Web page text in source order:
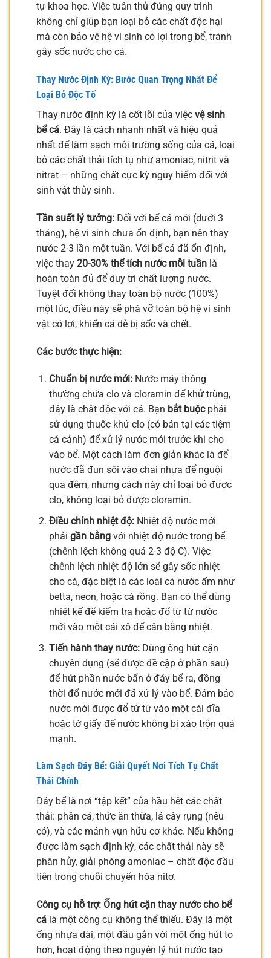
tự khoa học. Việc tuân thủ đúng quy trình
không chỉ giúp bạn loại bỏ các chất độc hại
mà còn bảo vệ hệ vi sinh có lợi trong bể, tránh
gây sốc nước cho cá.
Thay Nước Định Kỳ: Bước Quan Trọng Nhất Để
Loại Bỏ Độc Tố
Thay nước định kỳ là cốt lõi của việc vệ sinh
bể cá. Đây là cách nhanh nhất và hiệu quả
nhất để làm sạch môi trường sống của cá, loại
bỏ các chất thải tích tụ như amoniac, nitrit và
nitrat – những chất cực kỳ nguy hiểm đối với
sinh vật thủy sinh.
Tần suất lý tưởng: Đối với bể cá mới (dưới 3
tháng), hệ vi sinh chưa ổn định, bạn nên thay
nước 2-3 lần một tuần. Với bể cá đã ổn định,
việc thay 20-30% thể tích nước mỗi tuần là
hoàn toàn đủ để duy trì chất lượng nước.
Tuyệt đối không thay toàn bộ nước (100%)
một lúc, điều này sẽ phá vỡ toàn bộ hệ vi sinh
vật có lợi, khiến cá dễ bị sốc và chết.
Các bước thực hiện:
Chuẩn bị nước mới:Nước máy thông
thường chứa clo và cloramin để khử trùng,
đây là chất độc với cá. Bạn bắt buộcphải
sử dụng thuốc khử clo (có bán tại các tiệm
cá cảnh) để xử lý nước mới trước khi cho
vào bể. Một cách làm đơn giản khác là để
nước đã đun sôi vào chai nhựa để nguội
qua đêm, nhưng cách này chỉ loại bỏ được
clo, không loại bỏ được cloramin.
Điều chỉnh nhiệt độ:Nhiệt độ nước mới
phải gần bằngvới nhiệt độ nước trong bể
(chênh lệch không quá 2-3 độ C). Việc
chênh lệch nhiệt độ lớn sẽ gây sốc nhiệt
cho cá, đặc biệt là các loài cá nước ấm như
betta, neon, hoặc cá rồng. Bạn có thể dùng
nhiệt kế để kiểm tra hoặc đổ từ từ nước
mới vào một cái xô để cân bằng nhiệt.
Tiến hành thay nước:Dùng ống hút cặn
chuyên dụng (sẽ được đề cập ở phần sau)
để hút phần nước bẩn ở đáy bể ra, đồng
thời đổ nước mới đã xử lý vào bể. Đảm bảo
nước mới được đổ từ từ vào một cái đĩa
hoặc tờ giấy để nước không bị xáo trộn quá
mạnh.
Làm Sạch Đáy Bể: Giải Quyết Nơi Tích Tụ Chất
Thải Chính
Đáy bể là nơi “tập kết” của hầu hết các chất
thải: phân cá, thức ăn thừa, lá cây rụng (nếu
có), và các mảnh vụn hữu cơ khác. Nếu không
được làm sạch định kỳ, các chất thải này sẽ
phân hủy, giải phóng amoniac – chất độc đầu
tiên trong chuỗi chuyển hóa nitơ.
Công cụ hỗ trợ: Ống hút cặn thay nước cho bể
cá là một công cụ không thể thiếu. Đây là một
ống nhựa dài, một đầu gắn với một ống hút to
hơn, hoạt động theo nguyên lý hút nước tạo